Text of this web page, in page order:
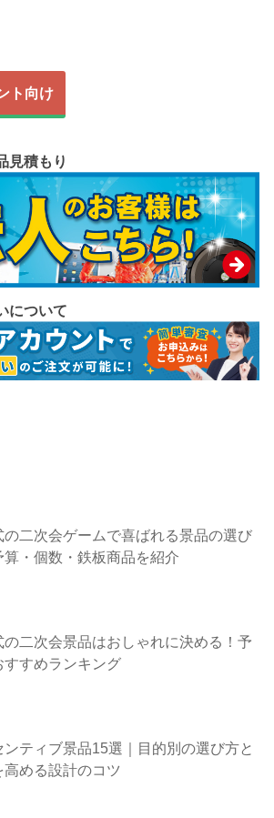
ト向け
見積もり
について
の二次会ゲームで喜ばれる景品の選び
算・個数・鉄板商品を紹介
の二次会景品はおしゃれに決める！予
すすめランキング
ンティブ景品15選｜目的別の選び方と
高める設計のコツ